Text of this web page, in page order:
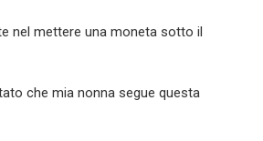
nel mettere una moneta sotto il
che mia nonna segue questa